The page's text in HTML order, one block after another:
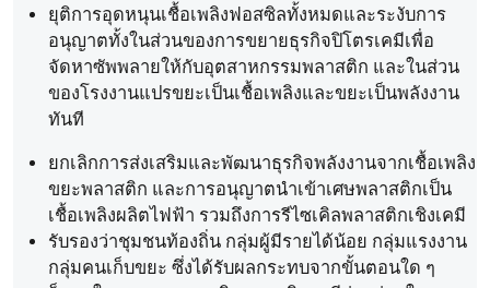
ยุติการอุดหนุนเชื้อเพลิงฟอสซิลทั้งหมดและระงับการ
อนุญาตทั้งในส่วนของการขยายธุรกิจปิโตรเคมีเพื่อ
จัดหาซัพพลายให้กับอุตสาหกรรมพลาสติก และในส่วน
ของโรงงานแปรขยะเป็นเชื้อเพลิงและขยะเป็นพลังงาน
ทันที
ยกเลิกการส่งเสริมและพัฒนาธุรกิจพลังงานจากเชื้อเพลิง
ขยะพลาสติก และการอนุญาตนำเข้าเศษพลาสติกเป็น
เชื้อเพลิงผลิตไฟฟ้า รวมถึงการรีไซเคิลพลาสติกเชิงเคมี
รับรองว่าชุมชนท้องถิ่น กลุ่มผู้มีรายได้น้อย กลุ่มแรงงาน
กลุ่มคนเก็บขยะ ซึ่งได้รับผลกระทบจากขั้นตอนใด ๆ